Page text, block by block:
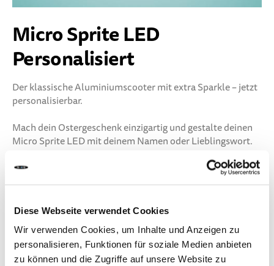
Diese Webseite verwendet Cookies
Wir verwenden Cookies, um Inhalte und Anzeigen zu
personalisieren, Funktionen für soziale Medien anbieten
zu können und die Zugriffe auf unsere Website zu
Micro Sprite LED
Personalisiert
Der klassische Aluminiumscooter mit extra Sparkle – jetzt
personalisierbar.
Mach dein Ostergeschenk einzigartig und gestalte deinen
Micro Sprite LED mit deinem Namen oder Lieblingswort.
exklusiv im Micro Online Shop.
2️⃣ Namen oder Wunschtext eingeben
3️⃣ Freude schenken